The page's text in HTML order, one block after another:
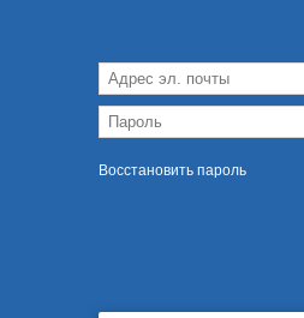
Восстановить пароль